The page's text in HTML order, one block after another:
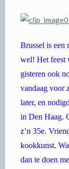
Brussel is een
wel! Het feest
gisteren ook
vandaag voor
later, en
in Den Haag.
z’n 35e.
kookkunst.
dan te doen